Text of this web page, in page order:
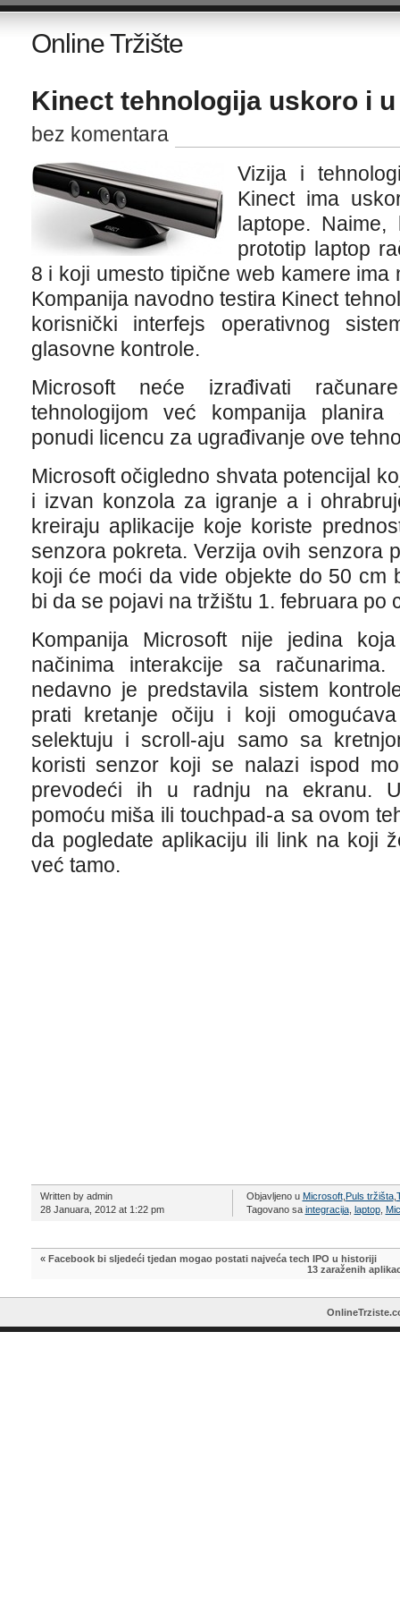
Online Tržište
Kinect tehnologija uskoro i
bez komentara
Vizija i
Kinect ima
laptope. Naime,
prototip laptop
8 i koji umesto tipične web kamere
Kompanija navodno testira Kinect
korisnički interfejs operativnog
glasovne kontrole.
Microsoft neće izrađivati
tehnologijom već kompanija planira
ponudi licencu za ugrađivanje ove
Microsoft očigledno shvata potencijal
i izvan konzola za igranje a i
kreiraju aplikacije koje koriste
senzora pokreta. Verzija ovih senzora
koji će moći da vide objekte do 50 cm
bi da se pojavi na tržištu 1. februara po
Kompanija Microsoft nije jedina
načinima interakcije sa računarima.
nedavno je predstavila sistem
prati kretanje očiju i koji
selektuju i scroll-aju samo sa
koristi senzor koji se nalazi ispod
prevodeći ih u radnju na ekranu.
pomoću miša ili touchpad-a sa ovom
da pogledate aplikaciju ili link na koji
već tamo.
Written by admin
28 Januara, 2012 at 1:22 pm
Objavljeno u Microsoft, Puls tržišta,
Tagovano sa integracija, laptop,
« Facebook bi sljedeći tjedan mogao postati najveća tech IPO u historiji
13 zaraženih